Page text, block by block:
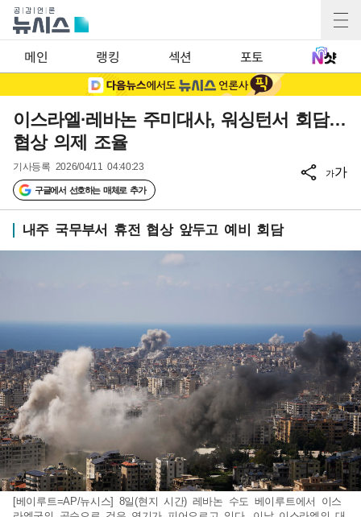
메인 랭킹 섹션 포토
이스라엘·레바논 주미대사, 워싱턴서 회담…
협상 의제 조율
기사등록 2026/04/11 04:40:23
구글에서 선호하는 매체로 추가
가가
내주 국무부서 휴전 협상 앞두고 예비 회담
[베이루트=AP/뉴시스] 8일(현지 시간) 레바논 수도 베이루트에서 이스